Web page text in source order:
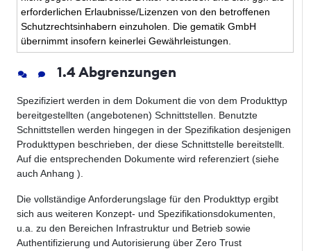
erforderlichen Erlaubnisse/Lizenzen von den betroffenen
Schutzrechtsinhabern einzuholen. Die gematik GmbH
übernimmt insofern keinerlei Gewährleistungen.
1.4 Abgrenzungen
Spezifiziert werden in dem Dokument die von dem Produkttyp
bereitgestellten (angebotenen) Schnittstellen. Benutzte
Schnittstellen werden hingegen in der Spezifikation desjenigen
Produkttypen beschrieben, der diese Schnittstelle bereitstellt.
Auf die entsprechenden Dokumente wird referenziert (siehe
auch Anhang ).
Die vollständige Anforderungslage für den Produkttyp ergibt
sich aus weiteren Konzept- und Spezifikationsdokumenten,
u.a. zu den Bereichen Infrastruktur und Betrieb sowie
Authentifizierung und Autorisierung über Zero Trust